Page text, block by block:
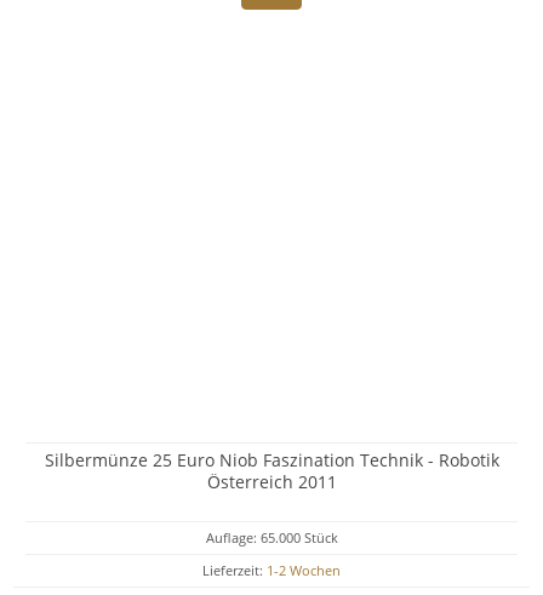
Silbermünze 25 Euro Niob Faszination Technik - Robotik
Österreich 2011
Auflage: 65.000 Stück
Lieferzeit: 1-2 Wochen